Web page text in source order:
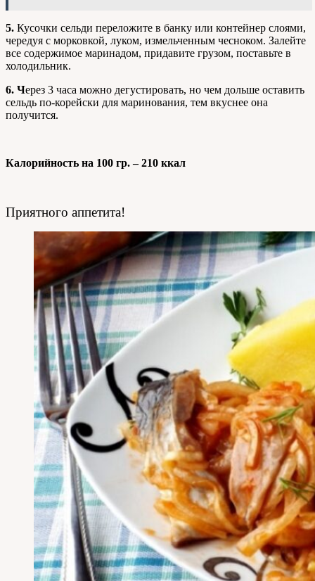
5. Кусочки сельди переложите в банку или контейнер слоями,
чередуя с морковкой, луком, измельченным чесноком. Залейте
все содержимое маринадом, придавите грузом, поставьте в
холодильник.
6. Через 3 часа можно дегустировать, но чем дольше оставить
сельдь по-корейски для маринования, тем вкуснее она
получится.
Калорийность на 100 гр. – 210 ккал
Приятного аппетита!